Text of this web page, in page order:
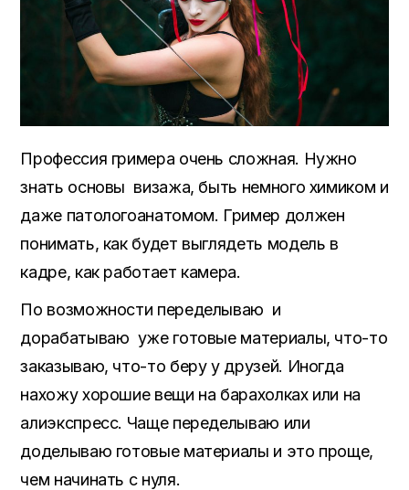
Профессия гримера очень сложная. Нужно
знать основы визажа, быть немного химиком и
даже патологоанатомом. Гример должен
понимать, как будет выглядеть модель в
кадре, как работает камера.
По возможности переделываю и
дорабатываю уже готовые материалы, что-то
заказываю, что-то беру у друзей. Иногда
нахожу хорошие вещи на барахолках или на
алиэкспресс. Чаще переделываю или
доделываю готовые материалы и это проще,
чем начинать с нуля.